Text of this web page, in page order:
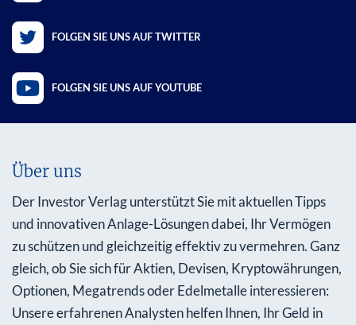
FOLGEN SIE UNS AUF TWITTER
FOLGEN SIE UNS AUF YOUTUBE
Über uns
Der Investor Verlag unterstützt Sie mit aktuellen Tipps
und innovativen Anlage-Lösungen dabei, Ihr Vermögen
zu schützen und gleichzeitig effektiv zu vermehren. Ganz
gleich, ob Sie sich für Aktien, Devisen, Kryptowährungen,
Optionen, Megatrends oder Edelmetalle interessieren:
Unsere erfahrenen Analysten helfen Ihnen, Ihr Geld in